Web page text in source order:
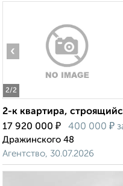
2/2
‹
2-к квартира,
17 920 000 ₽ 400 000 ₽
Дражинского 48
Агентство, 30.07.2026